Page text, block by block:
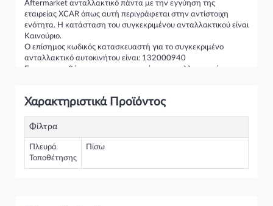
Aftermarket ανταλλακτικό πάντα με την εγγύηση της
εταιρείας XCAR όπως αυτή περιγράφεται στην αντίστοιχη
ενότητα. Η κατάσταση του συγκεκριμένου ανταλλακτικού είναι
Καινούριο.
Ο επίσημος κωδικός κατασκευαστή για το συγκεκριμένο
ανταλλακτικό αυτοκινήτου είναι: 132000940
Για την τοποθέτηση του συγκεκριμένου ανταλλακτικού
ανταλλακτικό ταιριάζει στο αυτοκίνητό σας μην διστάσετε να
καθώς διαθέτουμε πλούσια γκάμα από Κεντρικός Αξονας και
διαφορικά
Χαρακτηριστικά Προϊόντος
Φίλτρα
Πλευρά
Τοποθέτησης
Πίσω